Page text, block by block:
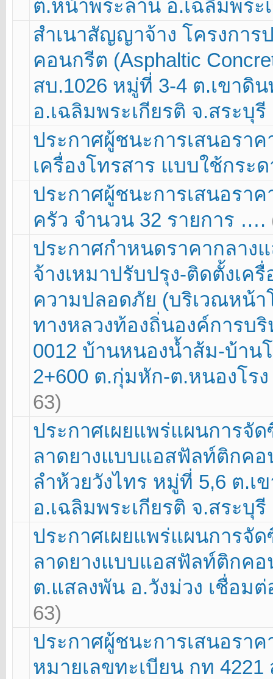
ต.หน้าพระลาน อ.เฉลิมพร
สำเนาสัญญาจ้าง โครงกา
คอนกรีต (Asphaltic
สบ.1026 หมู่ที่ 3-4 ต.เขาดิ
อ.เฉลิมพระเกียรติ จ.สระบุ
ประกาศผู้ชนะการเสนอรา
เครื่องโทรสาร แบบใช้กร
ประกาศผู้ชนะการเสนอรา
ครัว จำนวน 32 รายการ ….
ประกาศกำหนดราคากลาง
จ้างเหมาปรับปรุง-ติดตั้งเค
ความปลอดภัย (บริเวณหน้า
ทางหลวงท้องถิ่นองค์การบ
0012 บ้านหนองน้ำส้ม-บ้าน
2+600 ต.กุ่มหัก-ต.หนองโ
63)
ประกาศเผยแพร่แผนการจั
ลาดยางแบบแอสฟัลท์ติกคอ
ลำห้วยวังไทร หมู่ที่ 5,6 ต.
อ.เฉลิมพระเกียรติ จ.สระบุ
ประกาศเผยแพร่แผนการจั
ลาดยางแบบแอสฟัลท์ติกคอ
ต.แสลงพัน อ.วังม่วง เชื่อม
63)
ประกาศผู้ชนะการเสนอรา
หมายเลขทะเบียน กท